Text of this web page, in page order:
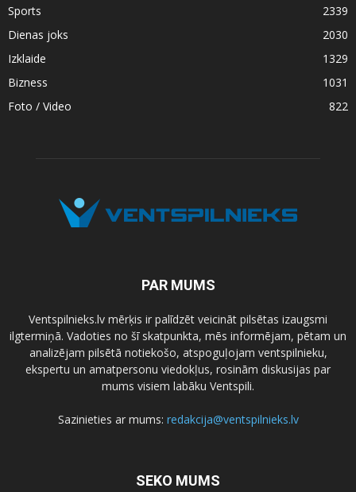
Sports
2339
Dienas joks
2030
Izklaide
1329
Bizness
1031
Foto / Video
822
PAR MUMS
Ventspilnieks.lv mērķis ir palīdzēt veicināt pilsētas izaugsmi
ilgtermiņā. Vadoties no šī skatpunkta, mēs informējam, pētam un
analizējam pilsētā notiekošo, atspoguļojam ventspilnieku,
ekspertu un amatpersonu viedokļus, rosinām diskusijas par
mums visiem labāku Ventspili.
Sazinieties ar mums: redakcija@ventspilnieks.lv
SEKO MUMS